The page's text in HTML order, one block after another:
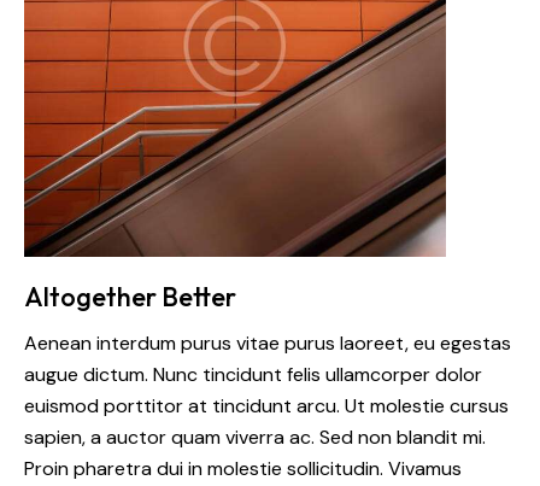
Altogether Better
Aenean interdum purus vitae purus laoreet, eu egestas
augue dictum. Nunc tincidunt felis ullamcorper dolor
euismod porttitor at tincidunt arcu. Ut molestie cursus
sapien, a auctor quam viverra ac. Sed non blandit mi.
Proin pharetra dui in molestie sollicitudin. Vivamus